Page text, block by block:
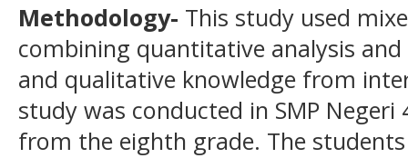
Methodology- This study used
combining quantitative analysis
and qualitative knowledge from
study was conducted in SMP
from the eighth grade. The